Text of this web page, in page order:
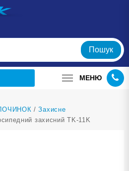
Пошук
МЕНЮ
/Захисне
захисний TK-11K